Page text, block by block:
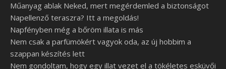
Műanyag ablak Neked, mert megérdemled a biztonságot
Napellenző teraszra? Itt a megoldás!
Napfényben még a bőröm illata is más
Nem csak a parfümökért vagyok oda, az új hobbim a
szappan készítés lett
Nem gondoltam, hogy egy illat vezet el a tökéletes esküvői